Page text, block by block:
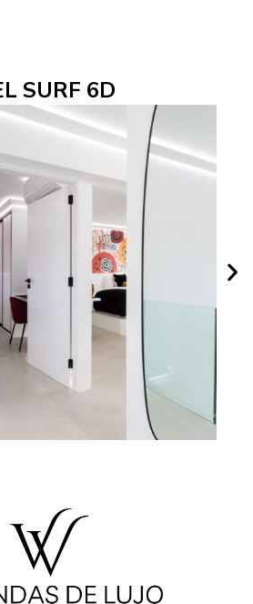
SURF 6D